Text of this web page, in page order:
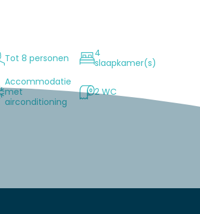
Tot 8 personen
4
slaapkamer(s)
Accommodatie
met
airconditioning
2 WC